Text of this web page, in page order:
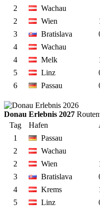
2
Wachau
2
Wien
3
Bratislava
4
Wachau
4
Melk
5
Linz
6
Passau
Donau Erlebnis 2027
Tag
Hafen
1
Passau
2
Wachau
2
Wien
3
Bratislava
4
Krems
5
Linz